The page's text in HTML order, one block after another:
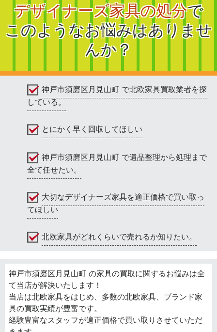
デザイナーズ家具の処分で
このようなお悩みはありませ
んか？
神戸市須磨区月見山町 で北欧家具買取業者を探
している。
とにかく早く回収してほしい
神戸市須磨区月見山町 で遺品整理から処理まで
全て任せたい。
大切なデザイナーズ家具を適正価格で買い取っ
てほしい
北欧家具がどれくらいで売れるか知りたい。
神戸市須磨区月見山町 の家具の買取に関するお悩みは全
て当店が解決いたします！
当店は北欧家具をはじめ、多数の北欧家具、ブランド家
具の買取実績が豊富です。
経験豊富なスタッフが適正価格で買い取りさせていただ